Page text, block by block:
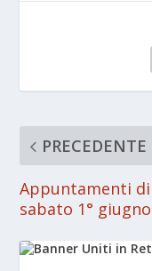
PRECEDENTE
Appuntamenti di
sabato 1° giugno